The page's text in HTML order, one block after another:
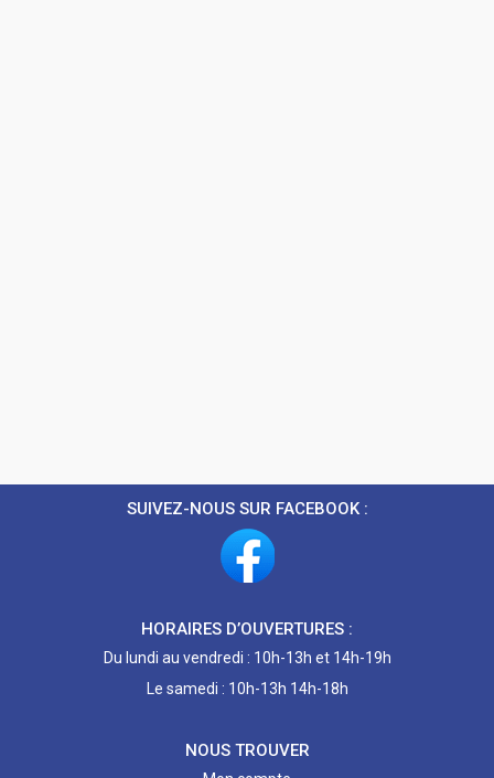
SUIVEZ-NOUS SUR FACEBOOK :
HORAIRES D’OUVERTURES :
Du lundi au vendredi : 10h-13h et 14h-19h
Le samedi : 10h-13h 14h-18h
NOUS TROUVER